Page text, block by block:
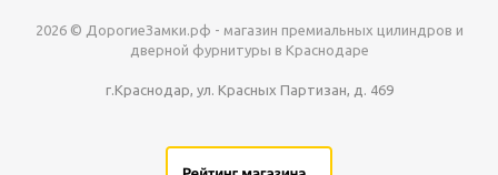
2026 © ДорогиеЗамки.рф - магазин премиальных цилиндров и
дверной фурнитуры в Краснодаре
г.Краснодар, ул. Красных Партизан, д. 469